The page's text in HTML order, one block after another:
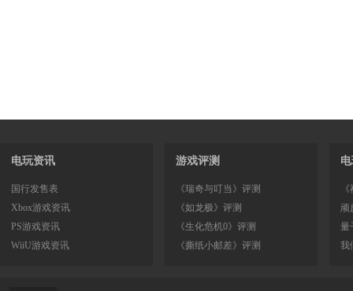
电玩资讯
国行发售表
Xbox游戏资讯
PS游戏资讯
WiiU游戏资讯
游戏评测
《瑞奇与叮当》评测
《如龙极》评测
《生化危机0》评测
《撕纸小邮差》评测
顽
量
我